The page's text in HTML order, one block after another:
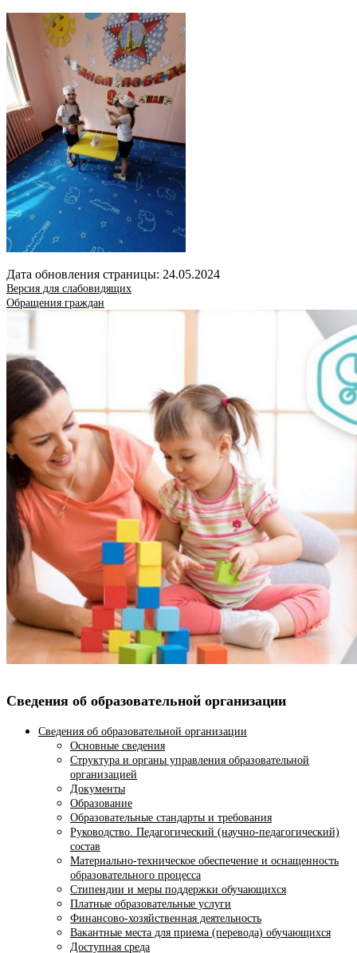
Дата обновления страницы: 24.05.2024
Версия для слабовидящих
Обращения граждан
Сведения об образовательной организации
Сведения об образовательной организации
Основные сведения
Структура и органы управления образовательной
организацией
Документы
Образование
Образовательные стандарты и требования
Руководство. Педагогический (научно-педагогический)
состав
Материально-техническое обеспечение и оснащенность
образовательного процесса
Стипендии и меры поддержки обучающихся
Платные образовательные услуги
Финансово-хозяйственная деятельность
Вакантные места для приема (перевода) обучающихся
Доступная среда